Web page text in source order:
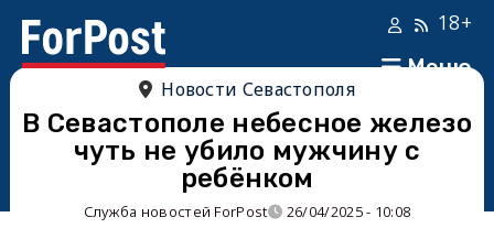
Меню
18+
Новости Севастополя
В Севастополе небесное железо
чуть не убило мужчину с
ребёнком
Служба новостей ForPost 26/04/2025 - 10:08